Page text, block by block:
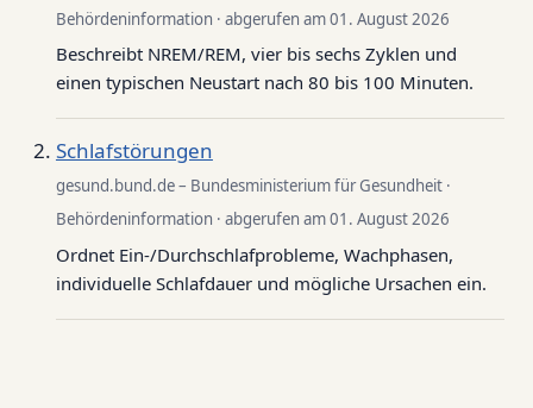
Behördeninformation · abgerufen am 01. August 2026
Beschreibt NREM/REM, vier bis sechs Zyklen und
einen typischen Neustart nach 80 bis 100 Minuten.
Schlafstörungen
gesund.bund.de – Bundesministerium für Gesundheit ·
Behördeninformation · abgerufen am 01. August 2026
Ordnet Ein-/Durchschlafprobleme, Wachphasen,
individuelle Schlafdauer und mögliche Ursachen ein.